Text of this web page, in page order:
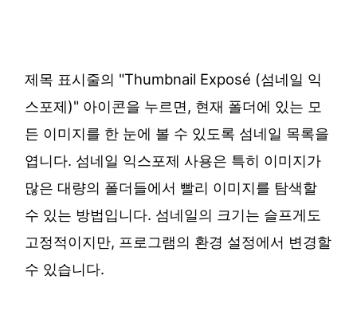
제목 표시줄의 "Thumbnail Exposé (섬네일 익
스포제)" 아이콘을 누르면, 현재 폴더에 있는 모
든 이미지를 한 눈에 볼 수 있도록 섬네일 목록을
엽니다. 섬네일 익스포제 사용은 특히 이미지가
많은 대량의 폴더들에서 빨리 이미지를 탐색할
수 있는 방법입니다. 섬네일의 크기는 슬프게도
고정적이지만, 프로그램의 환경 설정에서 변경할
수 있습니다.